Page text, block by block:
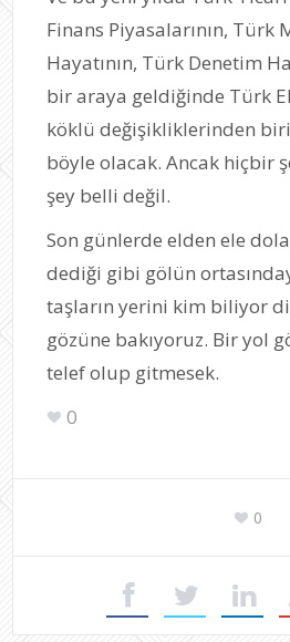
Finans Piyasalarının, Türk
Hayatının, Türk Denetim
bir araya geldiğinde Türk
köklü değişikliklerinden
böyle olacak. Ancak hiçbir
şey belli değil.
Son günlerde elden ele
dediği gibi gölün
taşların yerini kim biliyor
gözüne bakıyoruz. Bir yol
telef olup gitmesek.
0
0